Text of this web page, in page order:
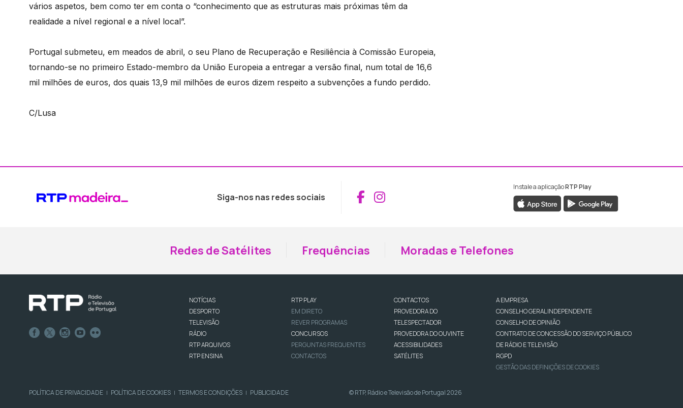
vários aspetos, bem como ter em conta o “conhecimento que as estruturas mais próximas têm da
realidade a nível regional e a nível local”.
Portugal submeteu, em meados de abril, o seu Plano de Recuperação e Resiliência à Comissão Europeia,
tornando-se no primeiro Estado-membro da União Europeia a entregar a versão final, num total de 16,6
mil milhões de euros, dos quais 13,9 mil milhões de euros dizem respeito a subvenções a fundo perdido.
C/Lusa
Siga-nos nas redes sociais Aceder ao Facebook da RTP Madeira
Aceder ao Instagram da RTP Madeira
Instale a aplicaçãoRTP Play
Redes de Satélites Frequências Moradas e Telefones
NOTÍCIAS
DESPORTO
TELEVISÃO
RÁDIO
RTP ARQUIVOS
RTP ENSINA
RTP PLAY
EM DIRETO
REVER PROGRAMAS
CONCURSOS
PERGUNTAS FREQUENTES
CONTACTOS
CONTACTOS
PROVEDORA DO
TELESPECTADOR
PROVEDORA DO OUVINTE
ACESSIBILIDADES
SATÉLITES
A EMPRESA
CONSELHO GERAL INDEPENDENTE
CONSELHO DE OPINIÃO
CONTRATO DE CONCESSÃO DO SERVIÇO PÚBLICO
DE RÁDIO E TELEVISÃO
RGPD
GESTÃO DAS DEFINIÇÕES DE COOKIES
POLÍTICA DE PRIVACIDADE | POLÍTICA DE COOKIES | TERMOS E CONDIÇÕES | PUBLICIDADE © RTP, Rádio e Televisão de Portugal 2026